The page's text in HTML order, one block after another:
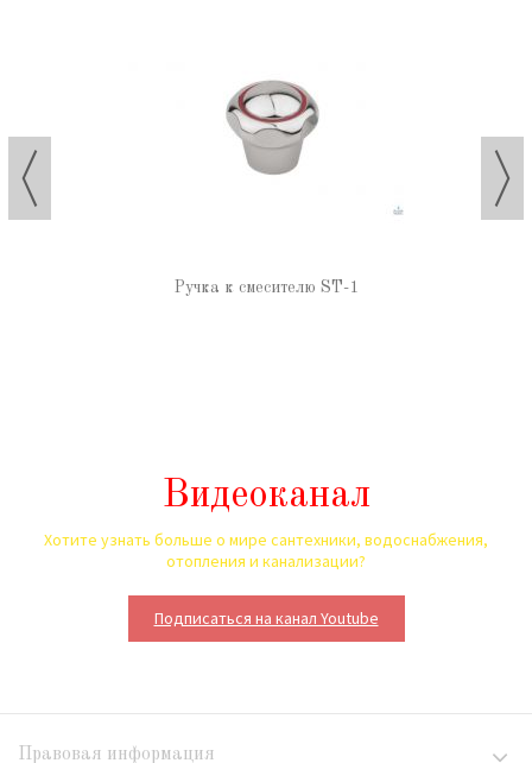
Ручка к смесителю ST-1
Видеоканал
Хотите узнать больше о мире сантехники, водоснабжения,
отопления и канализации?
Подписаться на канал Youtube
Правовая информация